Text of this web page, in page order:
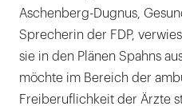
Aschenberg-Dugnus,
Sprecherin der FDP,
sie in den Plänen Spahns
möchte im Bereich der
Freiberuflichkeit der Ärzte